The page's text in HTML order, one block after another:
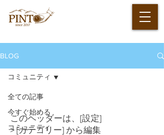
BLOG
全ての記事
今すぐ始める
コミュニティ
コミュニティ
このヘッダーは、[設定]
> [カテゴリー] から編集